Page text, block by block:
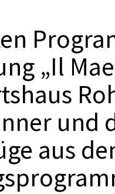
„Il
und
aus